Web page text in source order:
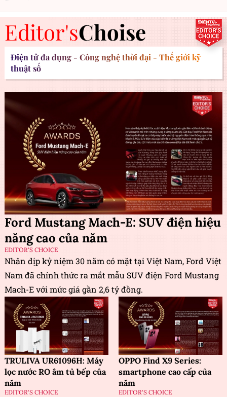
Editor'sChoise
Điện tử đa dụng - Công nghệ thời đại - Thế giới kỹ
thuật số
Ford Mustang Mach-E: SUV điện hiệu
năng cao của năm
EDITOR'S CHOICE
Nhân dịp kỷ niệm 30 năm có mặt tại Việt Nam, Ford Việt
Nam đã chính thức ra mắt mẫu SUV điện Ford Mustang
Mach-E với mức giá gần 2,6 tỷ đồng.
TRULIVA UR61096H: Máy
lọc nước RO âm tủ bếp của
năm
EDITOR'S CHOICE
OPPO Find X9 Series:
smartphone cao cấp của
năm
EDITOR'S CHOICE